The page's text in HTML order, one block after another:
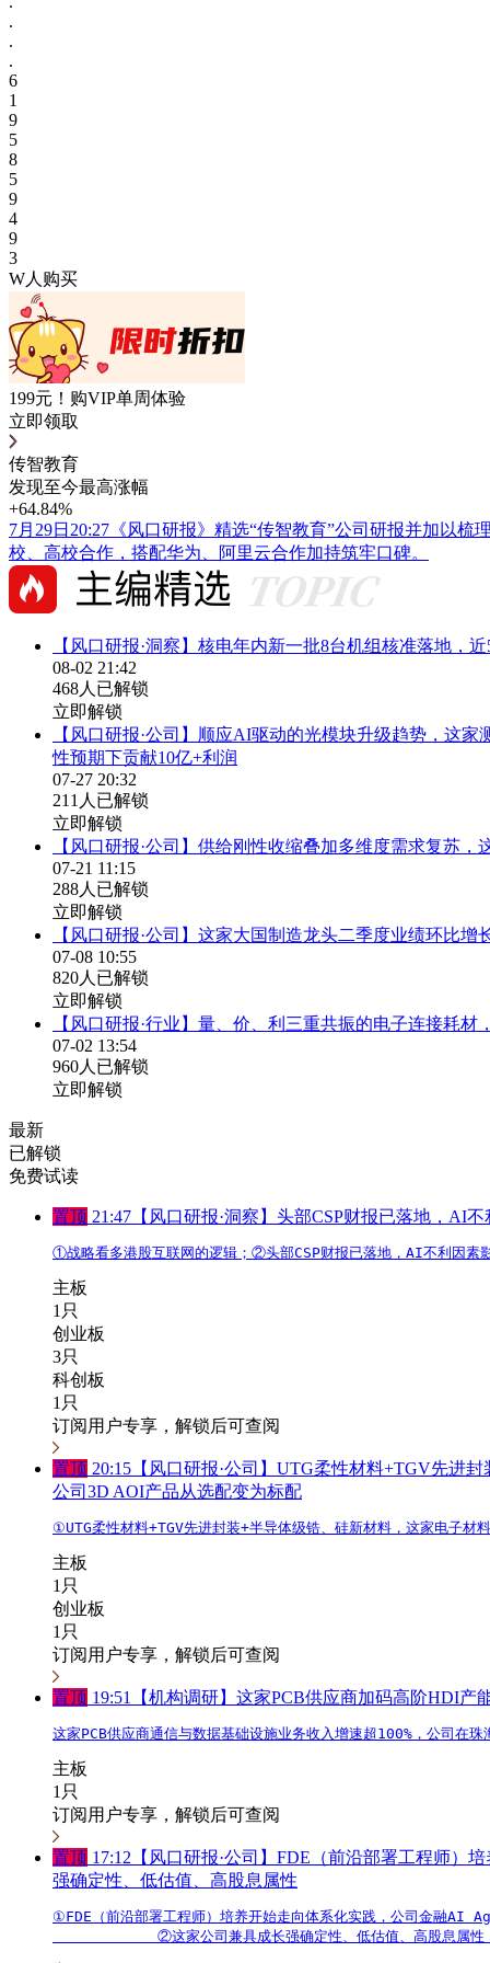
.
.
.
6
1
9
5
8
5
9
4
9
3
W人购买
199元！购VIP单周体验
立即领取
传智教育
发现至今最高涨幅
+64.84%
7月29日20:27《风口研报》精选“传智教育”公司研报并加以
校、高校合作，搭配华为、阿里云合作加持筑牢口碑。
【风口研报·洞察】核电年内新一批8台机组核准落地
08-02 21:42
468人已解锁
立即解锁
【风口研报·公司】顺应AI驱动的光模块升级趋势，这
性预期下贡献10亿+利润
07-27 20:32
211人已解锁
立即解锁
【风口研报·公司】供给刚性收缩叠加多维度需求复苏
07-21 11:15
288人已解锁
立即解锁
【风口研报·公司】这家大国制造龙头二季度业绩环比
07-08 10:55
820人已解锁
立即解锁
【风口研报·行业】量、价、利三重共振的电子连接耗
07-02 13:54
960人已解锁
立即解锁
最新
已解锁
免费试读
置顶 21:47 【风口研报·洞察】头部CSP财报已落地，
①战略看多港股互联网的逻辑；②头部CSP财报已落地，AI不利因素
主板
1只
创业板
3只
科创板
1只
订阅用户专享，解锁后可查阅
置顶 20:15 【风口研报·公司】UTG柔性材料+TGV先进
公司3D AOI产品从选配变为标配
①UTG柔性材料+TGV先进封装+半导体级锆、硅新材料，这家电子
主板
1只
创业板
1只
订阅用户专享，解锁后可查阅
置顶 19:51 【机构调研】这家PCB供应商加码高阶HDI产
这家PCB供应商通信与数据基础设施业务收入增速超100%，公司在
主板
1只
订阅用户专享，解锁后可查阅
置顶 17:12 【风口研报·公司】FDE（前沿部署工程师）
强确定性、低估值、高股息属性
①FDE（前沿部署工程师）培养开始走向体系化实践，公司金融AI
②这家公司兼具成长强确定性、低估值、高股息属性